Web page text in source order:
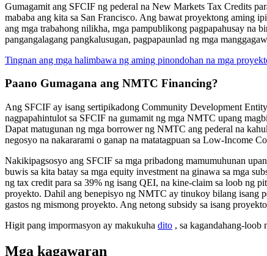
Gumagamit ang SFCIF ng pederal na New Markets Tax Credits
mababa ang kita sa San Francisco. Ang bawat proyektong aming
ang mga trabahong nilikha, mga pampublikong pagpapahusay na
pangangalagang pangkalusugan, pagpapaunlad ng mga
Tingnan ang mga halimbawa ng aming pinondohan na mga
Paano Gumagana ang NMTC Financing?
Ang SFCIF ay isang sertipikadong Community Development
nagpapahintulot sa SFCIF na gumamit ng mga NMTC upang
Dapat matugunan ng mga borrower ng NMTC ang pederal na
negosyo na nakararami o ganap na matatagpuan sa Low-Income
Nakikipagsosyo ang SFCIF sa mga pribadong mamumuhunan
buwis sa kita batay sa mga equity investment na ginawa sa mga
ng tax credit para sa 39% ng isang QEI, na kine-claim sa loob ng
proyekto. Dahil ang benepisyo ng NMTC ay tinukoy bilang isang
gastos ng mismong proyekto. Ang netong subsidy sa isang
Higit pang impormasyon ay makukuha dito , sa kagandahang-loob
Mga kagawaran